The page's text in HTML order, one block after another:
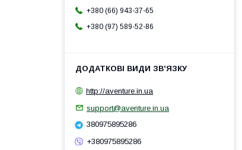
+380 (66) 943-37-65
+380 (97) 589-52-86
http://aventure.in.ua
support@aventure.in.ua
380975895286
+380975895286